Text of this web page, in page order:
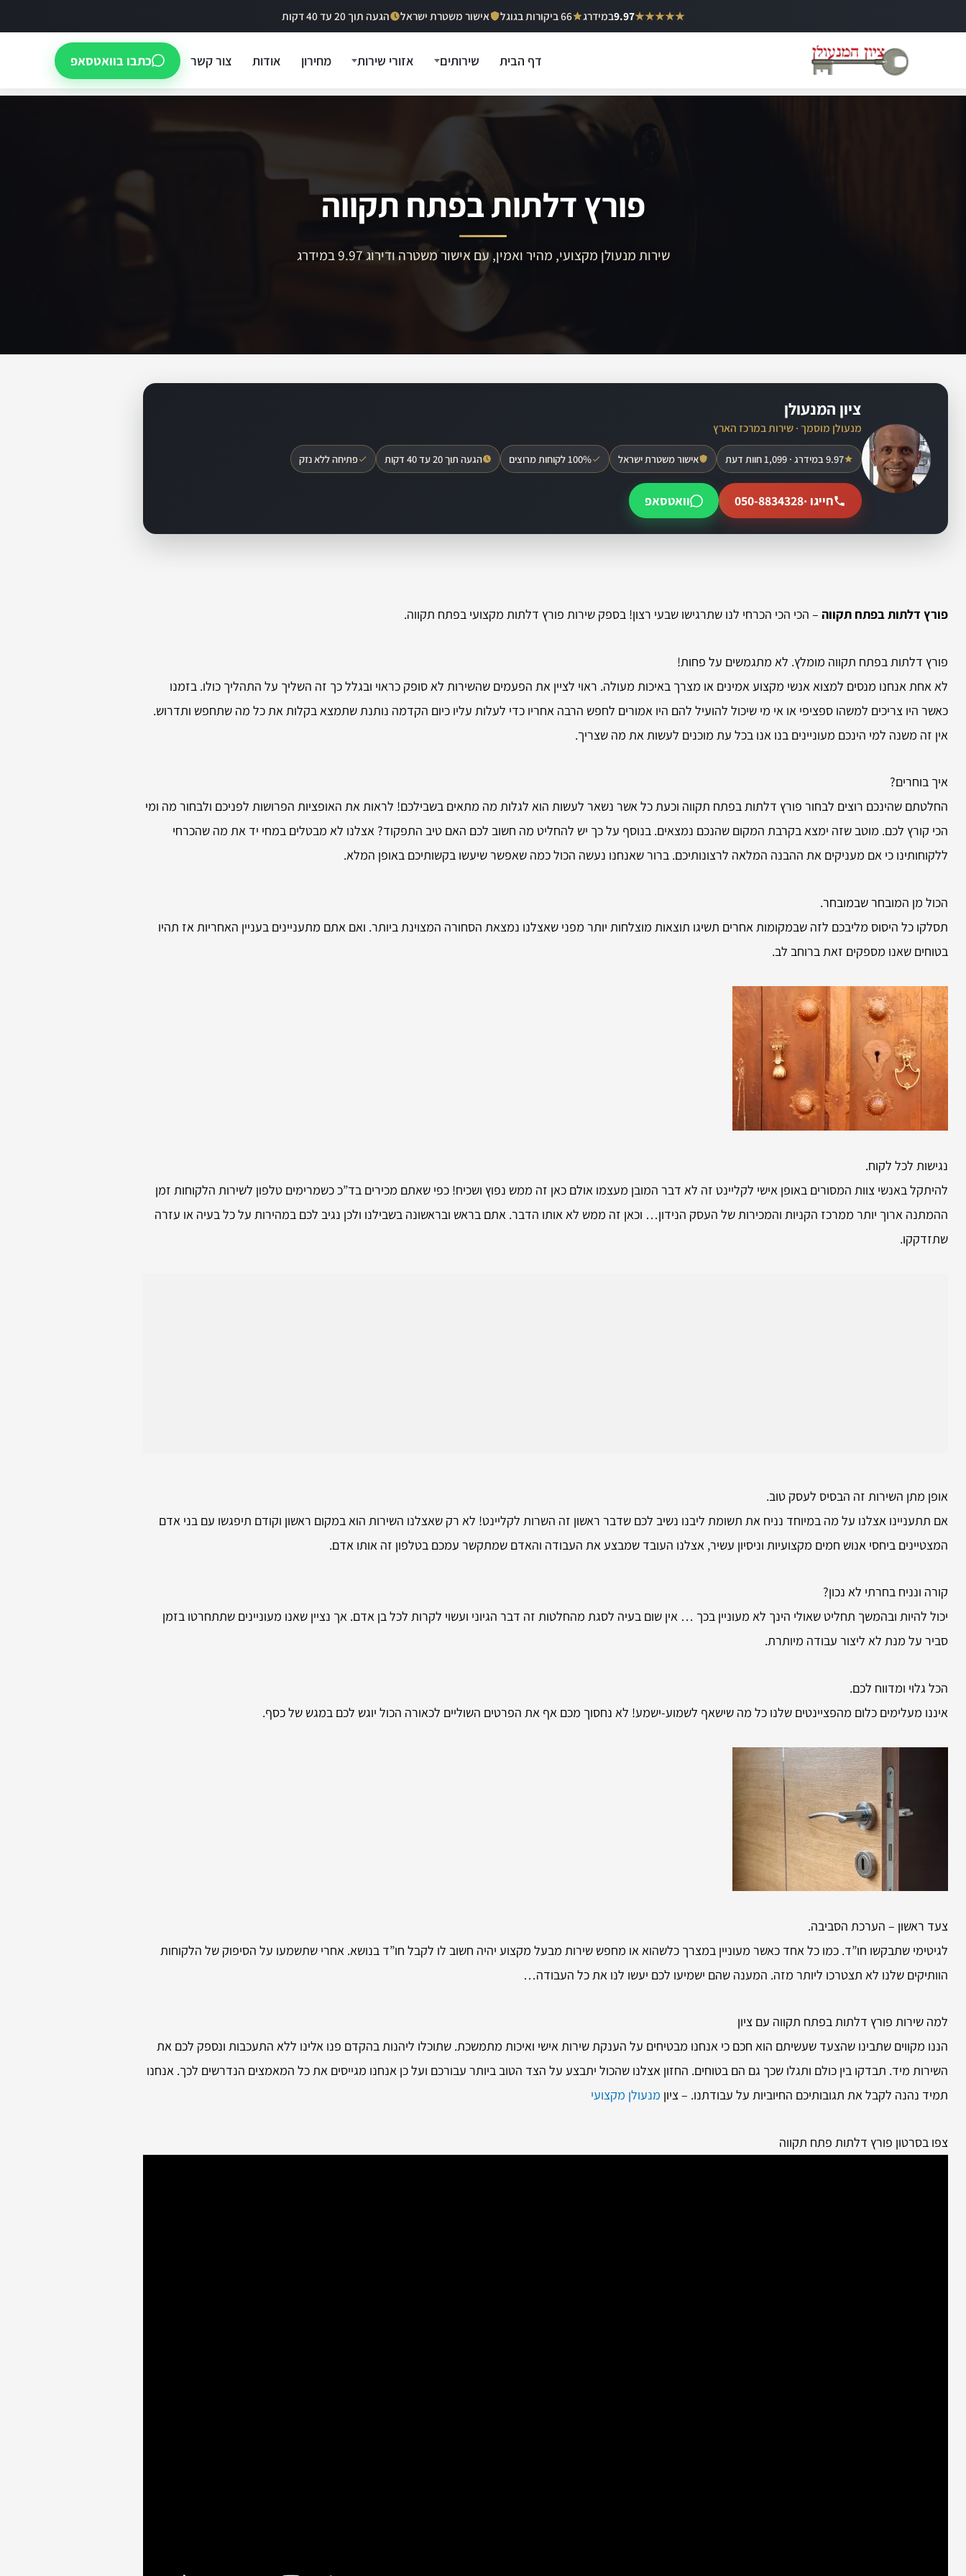
לתוכן
★★★★★
9.97במידרג 66 ביקורות בגוגל אישור משטרת ישראל הגעה תוך 20 עד 40 דקות
דף הבית שירותים אזורי שירות מחירון אודות צור קשר כתבו בוואטסאפ
פורץ דלתות בפתח תקווה
שירות מנעולן מקצועי, מהיר ואמין, עם אישור משטרה ודירוג 9.97 במידרג
ציון המנעולן
מנעולן מוסמך · שירות במרכז הארץ
9.97 במידרג · 1,099 חוות דעת אישור משטרת ישראל 100% לקוחות מרוצים הגעה תוך 20 עד 40 דקות פתיחה ללא נזק
חייגו ·050-8834328 וואטסאפ
פורץ דלתות בפתח תקווה – הכי הכי הכרחי לנו שתרגישו שבעי רצון! בספק שירות פורץ דלתות מקצועי בפתח תקווה.
פורץ דלתות בפתח תקווה מומלץ. לא מתגמשים על פחות!
לא אחת אנחנו מנסים למצוא אנשי מקצוע אמינים או מצרך באיכות מעולה. ראוי לציין את הפעמים שהשירות לא סופק כראוי ובגלל כך זה השליך על התהליך כולו. בזמנו
כאשר היו צריכים למשהו ספציפי או אי מי שיכול להועיל להם היו אמורים לחפש הרבה אחריו כדי לעלות עליו כיום הקדמה נותנת שתמצא בקלות את כל מה שתחפש ותדרוש.
אין זה משנה למי הינכם מעוניינים בנו אנו בכל עת מוכנים לעשות את מה שצריך.
איך בוחרים?
החלטתם שהינכם רוצים לבחור פורץ דלתות בפתח תקווה וכעת כל אשר נשאר לעשות הוא לגלות מה מתאים בשבילכם! לראות את האופציות הפרושות לפניכם ולבחור מה ומי
הכי קורץ לכם. מוטב שזה ימצא בקרבת המקום שהנכם נמצאים. בנוסף על כך יש להחליט מה חשוב לכם האם טיב התפקוד? אצלנו לא מבטלים במחי יד את מה שהכרחי
ללקוחותינו כי אם מעניקים את ההבנה המלאה לרצונותיכם. ברור שאנחנו נעשה הכול כמה שאפשר שיעשו בקשותיכם באופן המלא.
הכול מן המובחר שבמובחר.
תסלקו כל היסוס מליבכם לזה שבמקומות אחרים תשיגו תוצאות מוצלחות יותר מפני שאצלנו נמצאת הסחורה המצוינת ביותר. ואם אתם מתעניינים בעניין האחריות אז תהיו
בטוחים שאנו מספקים זאת ברוחב לב.
נגישות לכל לקוח.
להיתקל באנשי צוות המסורים באופן אישי לקליינט זה לא דבר המובן מעצמו אולם כאן זה ממש נפוץ ושכיח! כפי שאתם מכירים בד”כ כשמרימים טלפון לשירות הלקוחות זמן
ההמתנה ארוך יותר ממרכז הקניות והמכירות של העסק הנידון… וכאן זה ממש לא אותו הדבר. אתם בראש ובראשונה בשבילנו ולכן נגיב לכם במהירות על כל בעיה או עזרה
שתזדקקו.
אופן מתן השירות זה הבסיס לעסק טוב.
אם תתעניינו אצלנו על מה במיוחד נניח את תשומת ליבנו נשיב לכם שדבר ראשון זה השרות לקליינט! לא רק שאצלנו השירות הוא במקום ראשון וקודם תיפגשו עם בני אדם
המצטיינים ביחסי אנוש חמים מקצועיות וניסיון עשיר, אצלנו העובד שמבצע את העבודה והאדם שמתקשר עמכם בטלפון זה אותו אדם.
קורה ונניח בחרתי לא נכון?
יכול להיות ובהמשך תחליט שאולי הינך לא מעוניין בכך … אין שום בעיה לסגת מהחלטות זה דבר הגיוני ועשוי לקרות לכל בן אדם. אך נציין שאנו מעוניינים שתתחרטו בזמן
סביר על מנת לא ליצור עבודה מיותרת.
הכל גלוי ומדווח לכם.
איננו מעלימים כלום מהפציינטים שלנו כל מה שישאף לשמוע-ישמע! לא נחסוך מכם אף את הפרטים השוליים לכאורה הכול יוגש לכם במגש של כסף.
צעד ראשון – הערכת הסביבה.
לגיטימי שתבקשו חו”ד. כמו כל אחד כאשר מעוניין במצרך כלשהוא או מחפש שירות מבעל מקצוע יהיה חשוב לו לקבל חו”ד בנושא. אחרי שתשמעו על הסיפוק של הלקוחות
הוותיקים שלנו לא תצטרכו ליותר מזה. המענה שהם ישמיעו לכם יעשו לנו את כל העבודה…
למה שירות פורץ דלתות בפתח תקווה עם ציון
הננו מקווים שתבינו שהצעד שעשיתם הוא חכם כי אנחנו מבטיחים על הענקת שירות אישי ואיכות מתמשכת. שתוכלו ליהנות בהקדם פנו אלינו ללא התעכבות ונספק לכם את
השירות מיד. תבדקו בין כולם ותגלו שכך גם הם בטוחים. החזון אצלנו שהכול יתבצע על הצד הטוב ביותר עבורכם ועל כן אנחנו מגייסים את כל המאמצים הנדרשים לכך. אנחנו
תמיד נהנה לקבל את תגובותיכם החיוביות על עבודתנו. – ציון מנעולן מקצועי
צפו בסרטון פורץ דלתות פתח תקווה